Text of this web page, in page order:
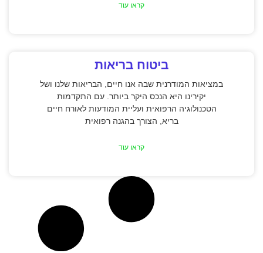
קראו עוד
ביטוח בריאות
במציאות המודרנית שבה אנו חיים, הבריאות שלנו ושל
יקירינו היא הנכס היקר ביותר. עם התקדמות
הטכנולוגיה הרפואית ועליית המודעות לאורח חיים
בריא, הצורך בהגנה רפואית
קראו עוד